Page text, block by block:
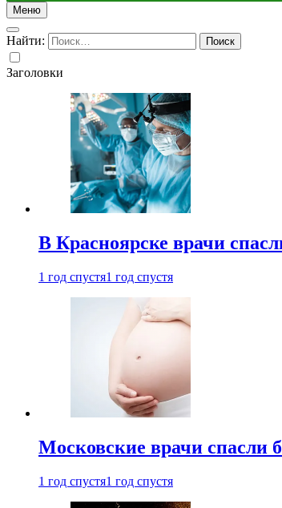
Меню
Найти:
Заголовки
В Красноярске врачи
1 год спустя1 год спустя
Московские врачи спасли
1 год спустя1 год спустя